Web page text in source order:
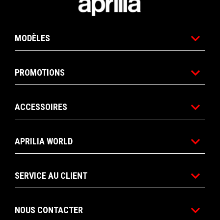
MODÈLES
PROMOTIONS
ACCESSOIRES
APRILIA WORLD
SERVICE AU CLIENT
NOUS CONTACTER